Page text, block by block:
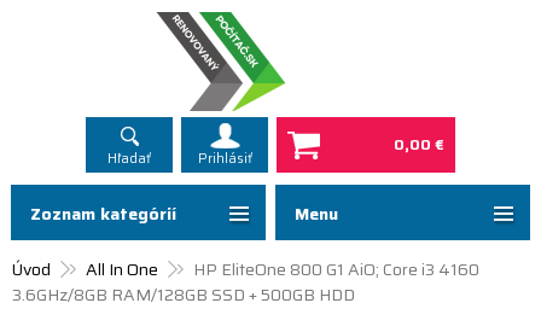
Hľadať Prihlásiť
0,00 €
Menu
Úvod All In One
HP EliteOne 800 G1 AiO; Core i3 4160
3.6GHz/8GB RAM/128GB SSD + 500GB HDD
Zoznam kategórií